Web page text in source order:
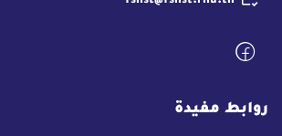
روابط مفيدة